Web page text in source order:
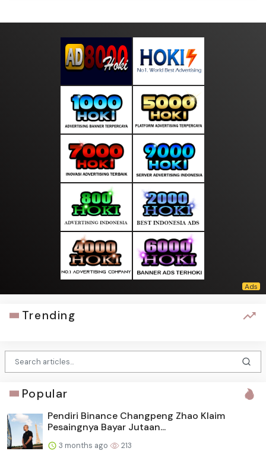
Trending
Popular
Pendiri Binance Changpeng Zhao Klaim
Pesaingnya Bayar Jutaan...
3 months ago 213